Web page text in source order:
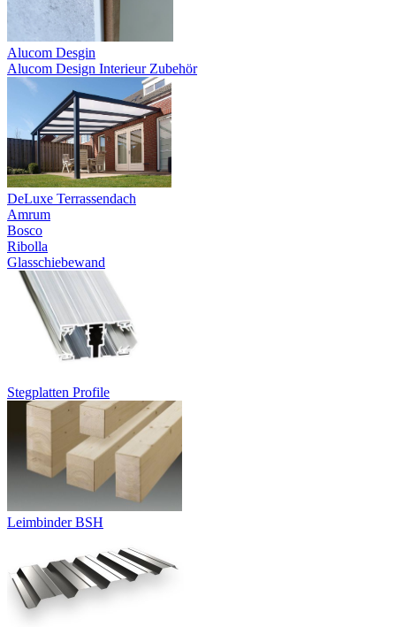
Alucom Desgin
Alucom Design Interieur Zubehör
DeLuxe Terrassendach
Amrum
Bosco
Ribolla
Glasschiebewand
Stegplatten Profile
Leimbinder BSH